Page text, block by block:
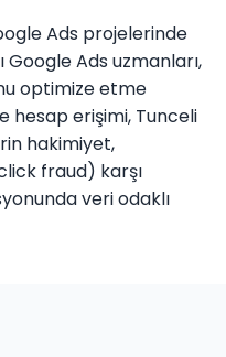
Ads projelerinde
Google Ads uzmanları,
optimize etme
hesap erişimi, Tunceli
hakimiyet,
fraud) karşı
veri odaklı